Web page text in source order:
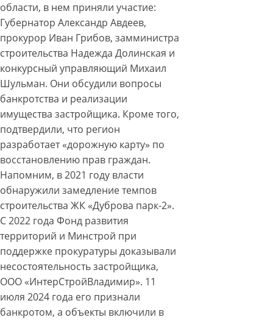
области, в нем приняли участие:
Губернатор Александр Авдеев,
прокурор Иван Грибов, замминистра
строительства Надежда Долинская и
конкурсный управляющий Михаил
Шульман. Они обсудили вопросы
банкротства и реализации
имущества застройщика. Кроме того,
подтвердили, что регион
разработает «дорожную карту» по
восстановлению прав граждан.
Напомним, в 2021 году власти
обнаружили замедление темпов
строительства ЖК «Дуброва парк-2».
С 2022 года Фонд развития
территорий и Минстрой при
поддержке прокуратуры доказывали
несостоятельность застройщика,
ООО «ИнтерСтройВладимир». 11
июля 2024 года его признали
банкротом, а объекты включили в